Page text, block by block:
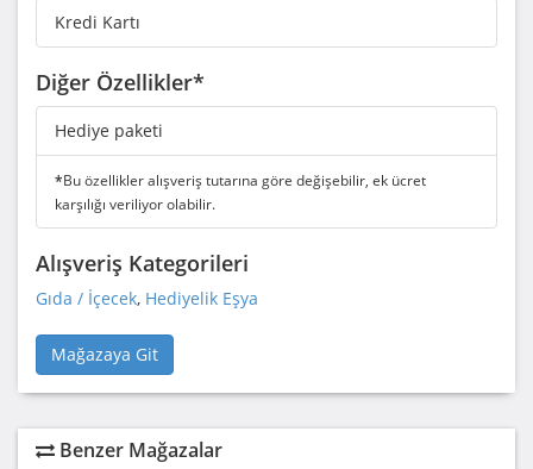
Kredi Kartı
Diğer Özellikler*
Hediye paketi
*Bu özellikler alışveriş tutarına göre değişebilir, ek ücret
karşılığı veriliyor olabilir.
Alışveriş Kategorileri
Gıda / İçecek, Hediyelik Eşya
Mağazaya Git
Benzer Mağazalar